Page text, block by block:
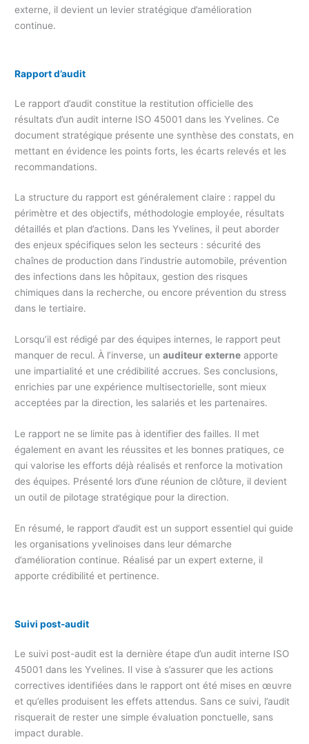
externe, il devient un levier stratégique d’amélioration
continue.
Rapport d’audit
Le rapport d’audit constitue la restitution officielle des
résultats d’un audit interne ISO 45001 dans les Yvelines. Ce
document stratégique présente une synthèse des constats, en
mettant en évidence les points forts, les écarts relevés et les
recommandations.
La structure du rapport est généralement claire : rappel du
périmètre et des objectifs, méthodologie employée, résultats
détaillés et plan d’actions. Dans les Yvelines, il peut aborder
des enjeux spécifiques selon les secteurs : sécurité des
chaînes de production dans l’industrie automobile, prévention
des infections dans les hôpitaux, gestion des risques
chimiques dans la recherche, ou encore prévention du stress
dans le tertiaire.
Lorsqu’il est rédigé par des équipes internes, le rapport peut
manquer de recul. À l’inverse, unauditeur externe apporte
une impartialité et une crédibilité accrues. Ses conclusions,
enrichies par une expérience multisectorielle, sont mieux
acceptées par la direction, les salariés et les partenaires.
Le rapport ne se limite pas à identifier des failles. Il met
également en avant les réussites et les bonnes pratiques, ce
qui valorise les efforts déjà réalisés et renforce la motivation
des équipes. Présenté lors d’une réunion de clôture, il devient
un outil de pilotage stratégique pour la direction.
En résumé, le rapport d’audit est un support essentiel qui guide
les organisations yvelinoises dans leur démarche
d’amélioration continue. Réalisé par un expert externe, il
apporte crédibilité et pertinence.
Suivi post-audit
Le suivi post-audit est la dernière étape d’un audit interne ISO
45001 dans les Yvelines. Il vise à s’assurer que les actions
correctives identifiées dans le rapport ont été mises en œuvre
et qu’elles produisent les effets attendus. Sans ce suivi, l’audit
risquerait de rester une simple évaluation ponctuelle, sans
impact durable.